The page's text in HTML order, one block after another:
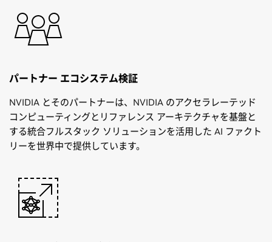
パートナー エコシステム検証
NVIDIA とそのパートナーは、NVIDIA のアクセラレーテッド
コンピューティングとリファレンス アーキテクチャを基盤と
する統合フルスタック ソリューションを活用した AI ファクト
リーを世界中で提供しています。